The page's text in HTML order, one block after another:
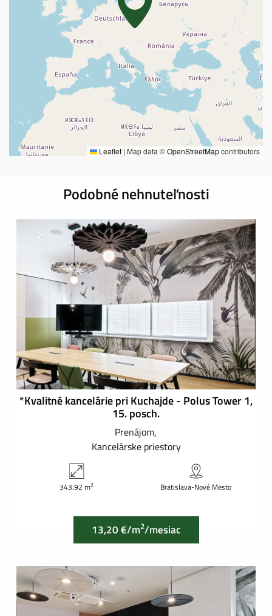
Leaflet | Map data ©OpenStreetMapcontributors
Podobné nehnuteľnosti
*Kvalitné kancelárie pri Kuchajde - Polus Tower 1,
15. posch.
Prenájom
Kancelárske priestory
343.92 m2 Bratislava-Nové Mesto
13,20 €/m2/mesiac